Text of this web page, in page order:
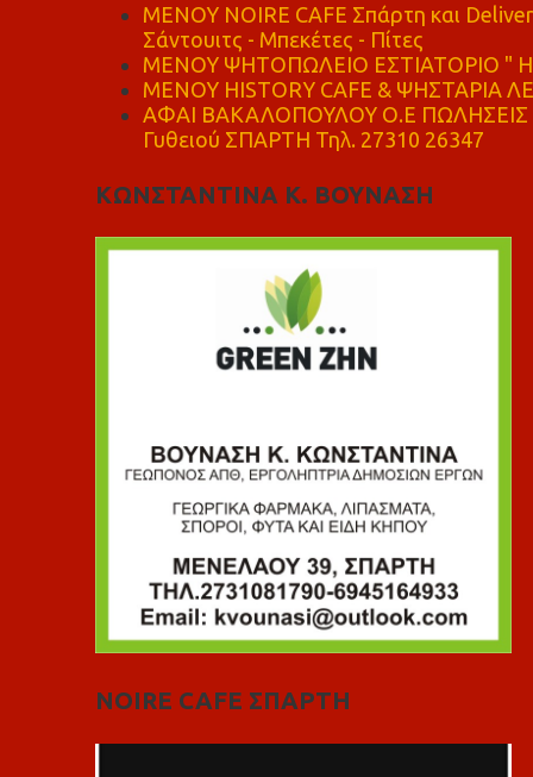
MENOY NOIRE CAFE Σπάρτη και
Σάντουιτς - Μπεκέτες - Πίτες
ΜΕΝΟΥ ΨΗΤΟΠΩΛΕΙΟ ΕΣΤΙΑΤΟΡΙΟ "
ΜΕΝΟΥ HISTORY CAFE & ΨΗΣΤΑΡΙΑ
ΑΦΑΙ ΒΑΚΑΛΟΠΟΥΛΟΥ Ο.Ε ΠΩΛΗΣΕΙΣ
Γυθειού ΣΠΑΡΤΗ Τηλ. 27310 26347
ΚΩΝΣΤΑΝΤΙΝΑ Κ. ΒΟΥΝΑΣΗ
NOIRE CAFE ΣΠΑΡΤΗ